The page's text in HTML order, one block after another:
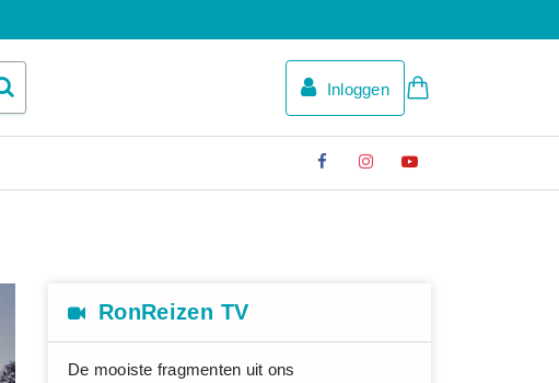
Inloggen
RonReizen TV
De mooiste fragmenten uit ons